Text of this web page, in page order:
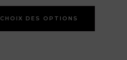
CHOIX DES OPTIONS
Ce
a